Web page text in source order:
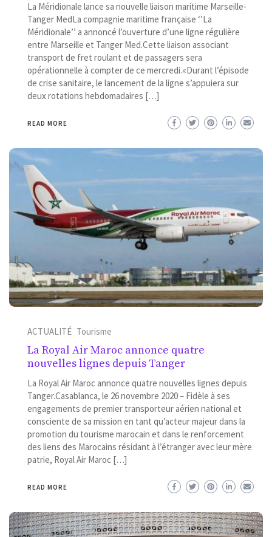
La Méridionale lance sa nouvelle liaison maritime Marseille-
Tanger MedLa compagnie maritime française ‘’La
Méridionale’’ a annoncé l’ouverture d’une ligne régulière
entre Marseille et Tanger Med.Cette liaison associant
transport de fret roulant et de passagers sera
opérationnelle à compter de ce mercredi.«Durant l’épisode
de crise sanitaire, le lancement de la ligne s’appuiera sur
deux rotations hebdomadaires […]
READ MORE
ACTUALITÉ Tourisme
La Royal Air Maroc annonce quatre
nouvelles lignes depuis Tanger
La Royal Air Maroc annonce quatre nouvelles lignes depuis
Tanger.Casablanca, le 26 novembre 2020 – Fidèle à ses
engagements de premier transporteur aérien national et
consciente de sa mission en tant qu’acteur majeur dans la
promotion du tourisme marocain et dans le renforcement
des liens des Marocains résidant à l’étranger avec leur mère
patrie, Royal Air Maroc […]
READ MORE